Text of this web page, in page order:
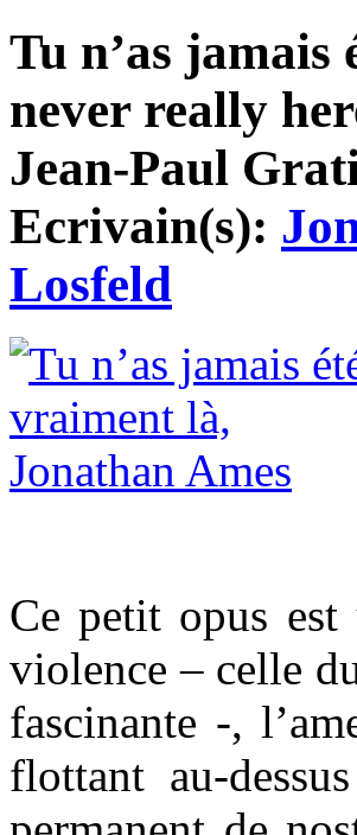
Tu n’as jamais
never really
Jean-Paul
Ecrivain(s):
Losfeld
Ce petit opus
violence – celle
fascinante -,
flottant au-